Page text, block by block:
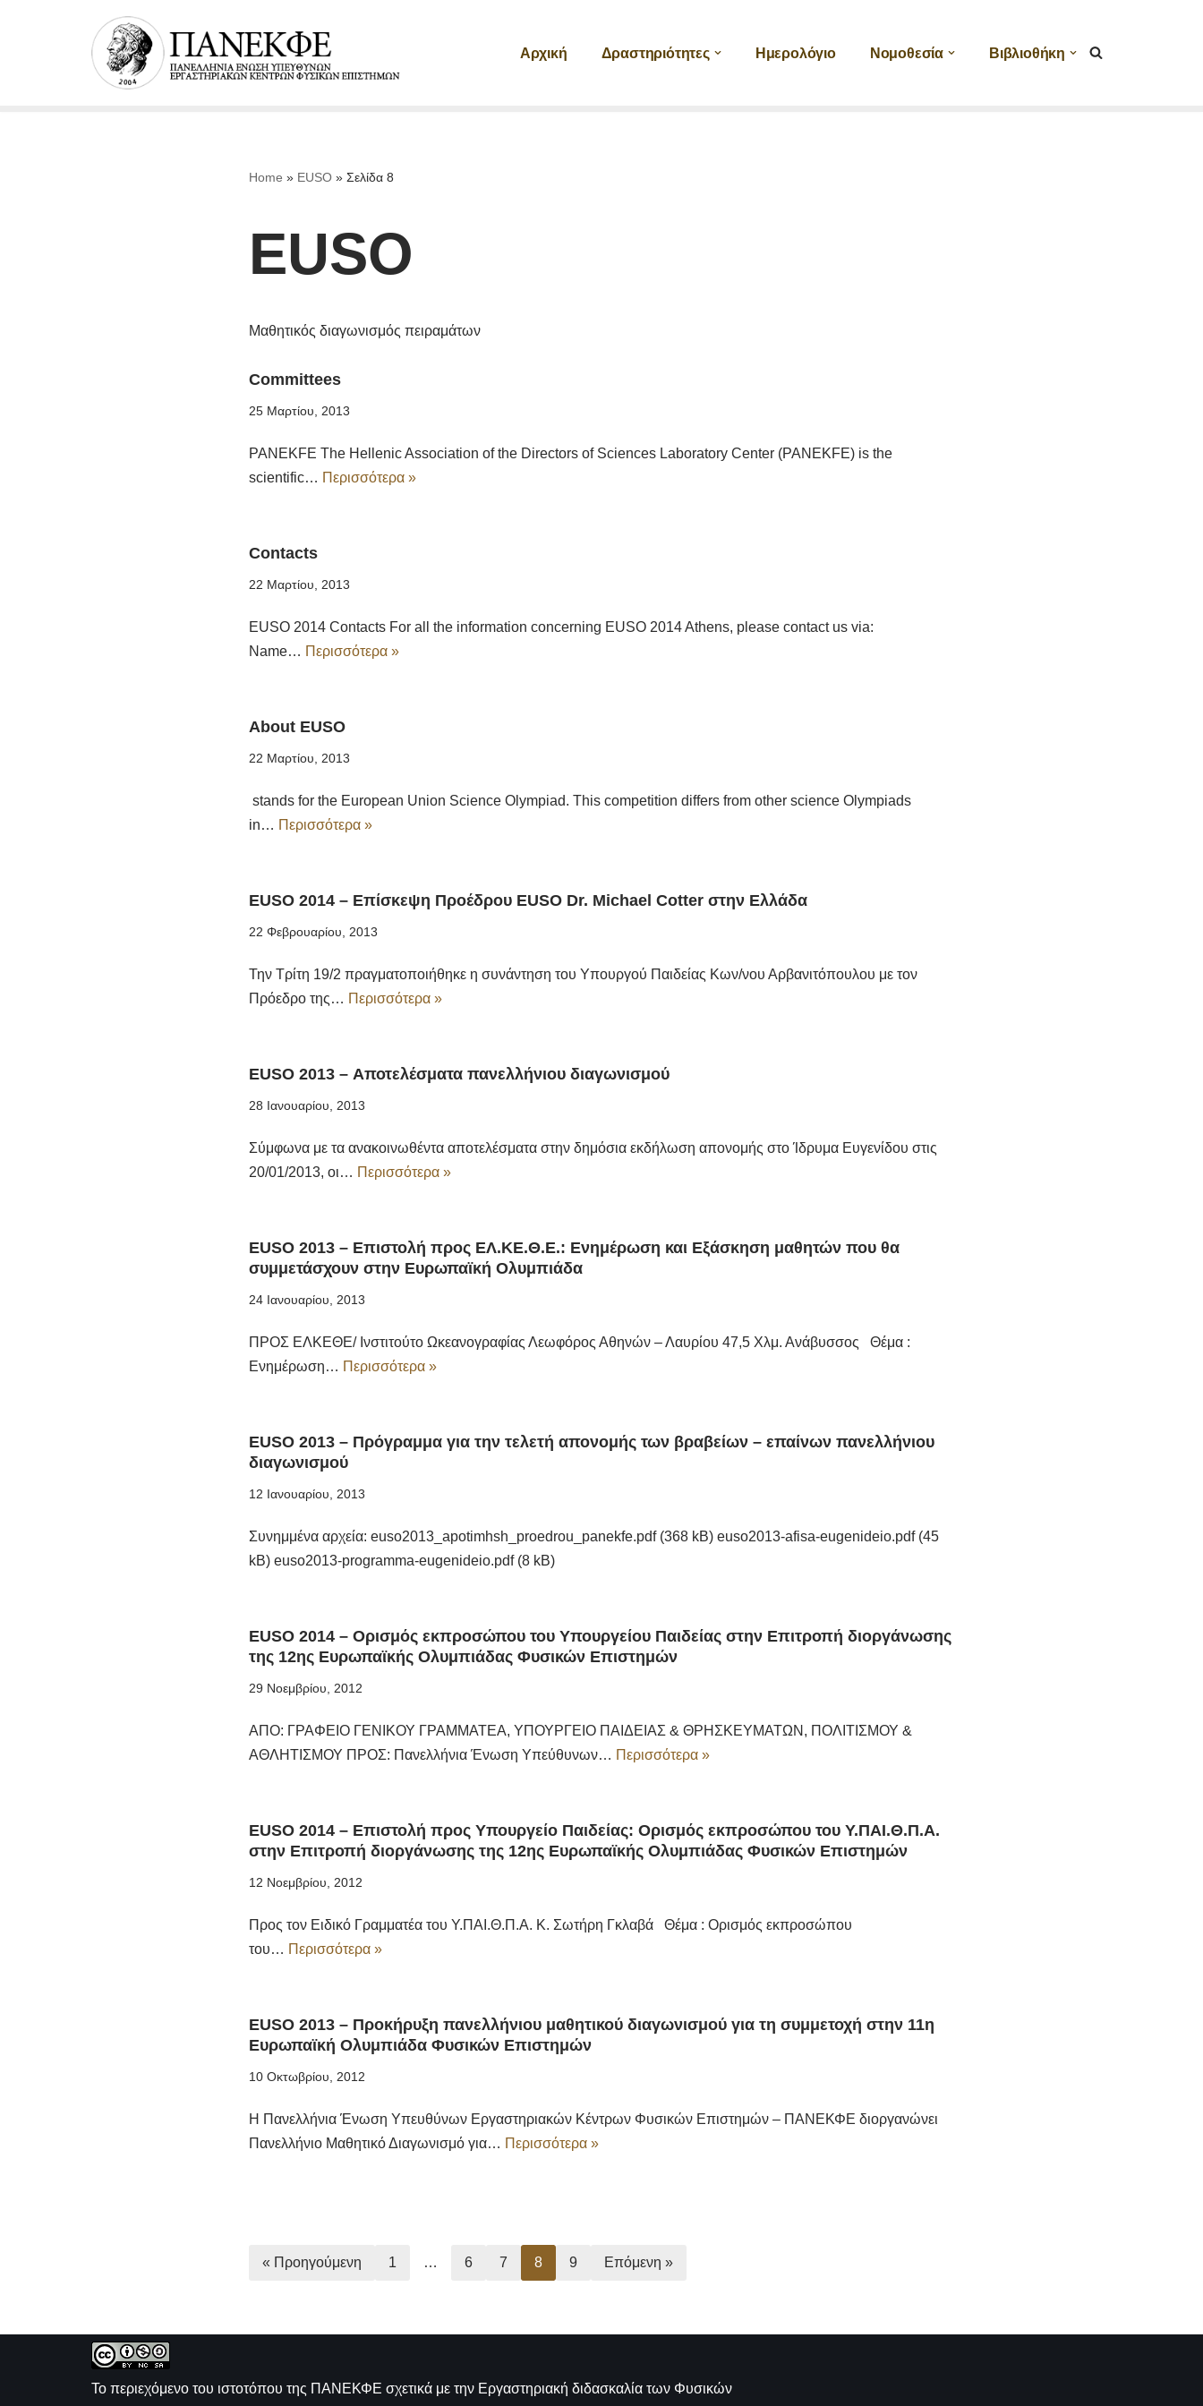
Μεταπηδήστε
Αρχική Δραστηριότητες Ημερολόγιο Νομοθεσία Βιβλιοθήκη
Home » EUSO» Σελίδα 8
EUSO
Μαθητικός διαγωνισμός πειραμάτων
Committees
25 Μαρτίου, 2013
PANEKFE The Hellenic Association of the Directors of Sciences Laboratory Center (PANEKFE) is the
scientific… Περισσότερα »
Contacts
22 Μαρτίου, 2013
EUSO 2014 Contacts For all the information concerning EUSO 2014 Athens, please contact us via:
Name… Περισσότερα »
About EUSO
22 Μαρτίου, 2013
stands for the European Union Science Olympiad. This competition differs from other science Olympiads
in… Περισσότερα »
EUSO 2014 – Επίσκεψη Προέδρου EUSO Dr. Michael Cotter στην Ελλάδα
22 Φεβρουαρίου, 2013
Την Τρίτη 19/2 πραγματοποιήθηκε η συνάντηση του Υπουργού Παιδείας Κων/νου Αρβανιτόπουλου με τον
Πρόεδρο της… Περισσότερα »
EUSO 2013 – Αποτελέσματα πανελλήνιου διαγωνισμού
28 Ιανουαρίου, 2013
Σύμφωνα με τα ανακοινωθέντα αποτελέσματα στην δημόσια εκδήλωση απονομής στο Ίδρυμα Ευγενίδου στις
20/01/2013, οι… Περισσότερα »
EUSO 2013 – Επιστολή προς ΕΛ.ΚΕ.Θ.Ε.: Ενημέρωση και Εξάσκηση μαθητών που θα
συμμετάσχουν στην Ευρωπαϊκή Ολυμπιάδα
24 Ιανουαρίου, 2013
ΠΡΟΣ ΕΛΚΕΘΕ/ Ινστιτούτο Ωκεανογραφίας Λεωφόρος Αθηνών – Λαυρίου 47,5 Χλμ. Ανάβυσσος Θέμα :
Ενημέρωση… Περισσότερα »
EUSO 2013 – Πρόγραμμα για την τελετή απονομής των βραβείων – επαίνων πανελλήνιου
διαγωνισμού
12 Ιανουαρίου, 2013
Συνημμένα αρχεία: euso2013_apotimhsh_proedrou_panekfe.pdf (368 kB) euso2013-afisa-eugenideio.pdf (45
kB) euso2013-programma-eugenideio.pdf (8 kB)
EUSO 2014 – Ορισμός εκπροσώπου του Υπουργείου Παιδείας στην Επιτροπή διοργάνωσης
της 12ης Ευρωπαϊκής Ολυμπιάδας Φυσικών Επιστημών
29 Νοεμβρίου, 2012
ΑΠΟ: ΓΡΑΦΕΙΟ ΓΕΝΙΚΟΥ ΓΡΑΜΜΑΤΕΑ, ΥΠΟΥΡΓΕΙΟ ΠΑΙΔΕΙΑΣ & ΘΡΗΣΚΕΥΜΑΤΩΝ, ΠΟΛΙΤΙΣΜΟΥ &
ΑΘΛΗΤΙΣΜΟΥ ΠΡΟΣ: Πανελλήνια Ένωση Υπεύθυνων… Περισσότερα »
EUSO 2014 – Επιστολή προς Υπουργείο Παιδείας: Ορισμός εκπροσώπου του Υ.ΠΑΙ.Θ.Π.Α.
στην Επιτροπή διοργάνωσης της 12ης Ευρωπαϊκής Ολυμπιάδας Φυσικών Επιστημών
12 Νοεμβρίου, 2012
Προς τον Ειδικό Γραμματέα του Υ.ΠΑΙ.Θ.Π.Α. Κ. Σωτήρη Γκλαβά Θέμα : Ορισμός εκπροσώπου
του… Περισσότερα »
EUSO 2013 – Προκήρυξη πανελλήνιου μαθητικού διαγωνισμού για τη συμμετοχή στην 11η
Ευρωπαϊκή Ολυμπιάδα Φυσικών Επιστημών
10 Οκτωβρίου, 2012
Η Πανελλήνια Ένωση Υπευθύνων Εργαστηριακών Κέντρων Φυσικών Επιστημών – ΠΑΝΕΚΦΕ διοργανώνει
Πανελλήνιο Μαθητικό Διαγωνισμό για… Περισσότερα »
« Προηγούμενη 1 … 6 7 8 9 Επόμενη »
Το περιεχόμενο του ιστοτόπου της ΠΑΝΕΚΦΕ σχετικά με την Εργαστηριακή διδασκαλία των Φυσικών